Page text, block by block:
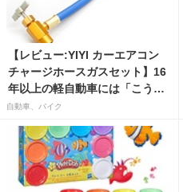
【レビュー:YIYI カーエアコン
チャージホースガスセット】16
年以上の軽自動車には「こうか
はばつぐんだ」が…
自動車、バイク